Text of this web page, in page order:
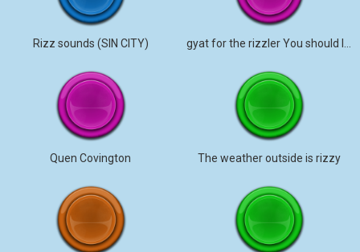
Rizz sounds (SIN CITY)
Quen Covington The weather outside is rizzy